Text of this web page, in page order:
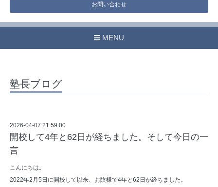
お問い合わせ
MENU
塾長ブログ
2026-04-07 21:59:00
開校して4年と62日が経ちました。そして今日の一
言
こんにちは。
2022年2月5日に開校して以来、お陰様で4年と62日が経ちました。